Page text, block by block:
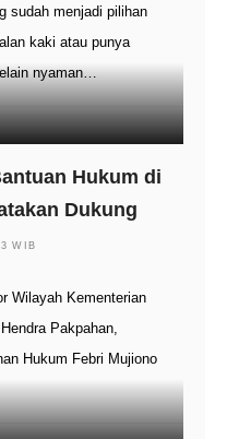
sudah menjadi pilihan
kaki atau punya
nyaman…
Hukum di
Dukung
WIB
Wilayah Kementerian
Pakpahan,
Hukum Febri Mujiono